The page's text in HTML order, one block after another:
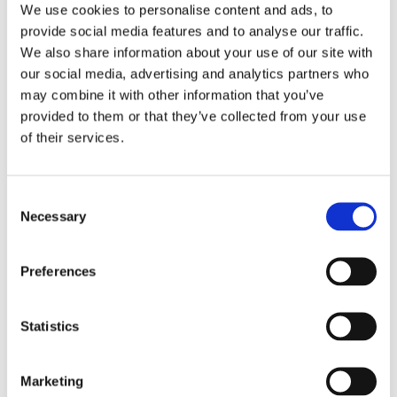
We use cookies to personalise content and ads, to
provide social media features and to analyse our traffic.
We also share information about your use of our site with
our social media, advertising and analytics partners who
may combine it with other information that you’ve
provided to them or that they’ve collected from your use
of their services.
Selection
Necessary
Preferences
Statistics
Marketing
DAS LENKSYSTEM FÜR MITSUBISHI
GRANDIS